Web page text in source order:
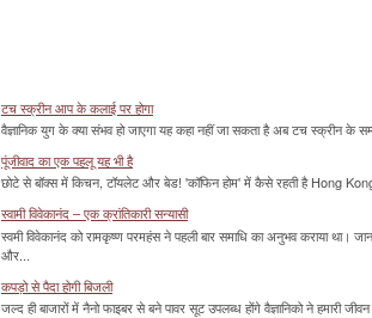
टच स्क्रीन आप के कलाई पर होगा
वैज्ञानिक युग के क्या संभव हो जाएगा यह कहा नहीं जा सकता है अब टच स्क्रीन के
पूंजीवाद का एक पहलू यह भी है
छोटे से बॉक्‍स में किचन, टॉयलेट और बेड! 'कॉफिन होम' में कैसे रहती है Hong
स्वामी विवेकानंद – एक क्रांतिकारी सन्यासी
स्वमी विवेकानंद को रामकृष्ण परमहंस ने पहली बार समाधि का अनुभव कराया
और...
कपड़ो से पैदा होगी बिजली
जल्द ही बाजारों में नैनो फाइबर से बने पावर सूट उपलब्ध होंगे वैज्ञानिको ने हमारी